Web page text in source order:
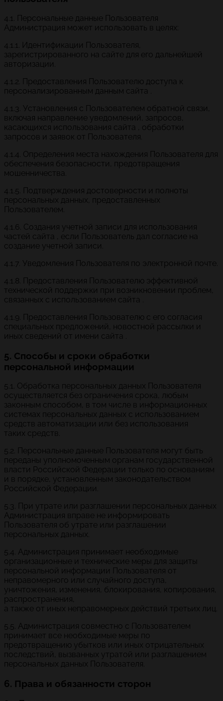
4.1. Персональные данные Пользователя
Администрация может использовать в целях:
4.1.1. Идентификации Пользователя,
зарегистрированного на сайте для его дальнейшей
авторизации.
4.1.2. Предоставления Пользователю доступа к
персонализированным данным сайта .
4.1.3. Установления с Пользователем обратной связи,
включая направление уведомлений, запросов,
касающихся использования сайта , обработки
запросов и заявок от Пользователя.
4.1.4. Определения места нахождения Пользователя для
обеспечения безопасности, предотвращения
мошенничества.
4.1.5. Подтверждения достоверности и полноты
персональных данных, предоставленных
Пользователем.
4.1.6. Создания учетной записи для использования
частей сайта , если Пользователь дал согласие на
создание учетной записи.
4.1.7. Уведомления Пользователя по электронной почте.
4.1.8. Предоставления Пользователю эффективной
технической поддержки при возникновении проблем,
связанных с использованием сайта .
4.1.9. Предоставления Пользователю с его согласия
специальных предложений, новостной рассылки и
иных сведений от имени сайта .
5. Способы и сроки обработки
персональной информации
5.1. Обработка персональных данных Пользователя
осуществляется без ограничения срока, любым
законным способом, в том числе в информационных
системах персональных данных с использованием
средств автоматизации или без использования
таких средств.
5.2. Персональные данные Пользователя могут быть
переданы уполномоченным органам государственной
власти Российской Федерации только по основаниям
и в порядке, установленным законодательством
Российской Федерации.
5.3. При утрате или разглашении персональных данных
Администрация вправе не информировать
Пользователя об утрате или разглашении
персональных данных.
5.4. Администрация принимает необходимые
организационные и технические меры для защиты
персональной информации Пользователя от
неправомерного или случайного доступа,
уничтожения, изменения, блокирования, копирования,
распространения,
а также от иных неправомерных действий третьих лиц.
5.5. Администрация совместно с Пользователем
принимает все необходимые меры по
предотвращению убытков или иных отрицательных
последствий, вызванных утратой или разглашением
персональных данных Пользователя.
6. Права и обязанности сторон